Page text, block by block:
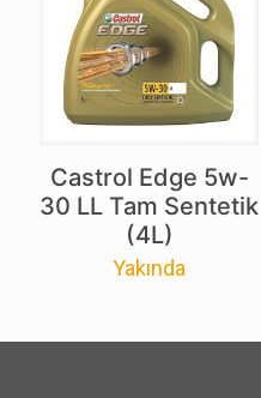
Castrol Edge 5w-
30 LL Tam Sentetik
(4L)
Yakında